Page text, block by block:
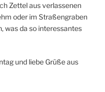
Zettel aus verlassenen
oder im Straßengraben
was da so interessantes
und liebe Grüße aus